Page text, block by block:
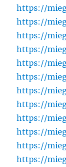
https://
https://
https://
https://
https://
https://
https://
https://
https://
https://
https://
https://